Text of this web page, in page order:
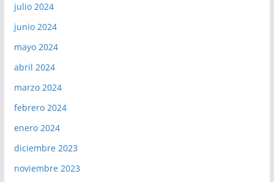
julio 2024
junio 2024
mayo 2024
abril 2024
marzo 2024
febrero 2024
enero 2024
diciembre 2023
noviembre 2023